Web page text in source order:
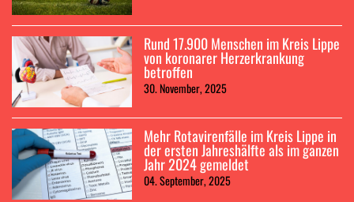
Rund 17.900 Menschen im Kreis Lippe
von koronarer Herzerkrankung
betroffen
30. November, 2025
Mehr Rotavirenfälle im Kreis Lippe in
der ersten Jahreshälfte als im ganzen
Jahr 2024 gemeldet
04. September, 2025